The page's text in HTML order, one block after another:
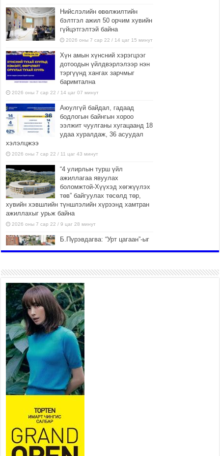
Нийслэлийн өвөлжилтийн
бэлтгэл ажил 50 орчим хувийн
гүйцэтгэлтэй байна
2026 оны 7 сар 22 / 14 цаг 15 минут
Хүн амын хүнсний хэрэгцээг
дотоодын үйлдвэрлэлээр нэн
тэргүүнд хангах зарчмыг
баримтална
2026 оны 7 сар 22 / 14 цаг 07 минут
Аюулгүй байдал, гадаад
бодлогын байнгын хороо
ээлжит чуулганы хугацаанд 18
удаа хуралдаж, 36 асуудал
хэлэлцжээ
2026 оны 7 сар 22 / 11 цаг 43 минут
“4 улирлын турш үйл
ажиллагаа явуулах
боломжтой-Хүүхэд хөгжүүлэх
төв” байгуулах төсөлд төр,
хувийн хэвшлийн түншлэлийн хүрээнд хамтран
ажиллахыг урьж байна
2026 оны 7 сар 22 / 9 цаг 28 минут
Б.Пүрэвдагва: “Урт цагаан”-ыг
2026 оны 7 сар 21 / 16 цаг 47 минут
Тусгай замын автобус /BRT/
төслийн удирдах хорооны
ээлжит хуралдаан боллоо
2026 оны 7 сар 21 / 16 цаг 43 минут
Ерөнхий сайд Н.Учрал БНХАУ-
аас Монгол Улсад суугаа
Элчин сайд Шэнь
Миньжюанийг хүлээн авч
уулзав
2026 оны 7 сар 21 / 16 цаг 39 минут
БҮГД НАЙРАМДАХ ТАЖИКИСТАН УЛСТАЙ
ЭДИЙН ЗАСГИЙН ХАМТЫН АЖИЛЛАГААГ
ӨРГӨЖҮҮЛНЭ
2026 оны 7 сар 21 / 16 цаг 34 минут
26,992 суралцагч хотхоны бага сургуульд, 8100
суралцагч төрөлжсөн ахлах сургуульд